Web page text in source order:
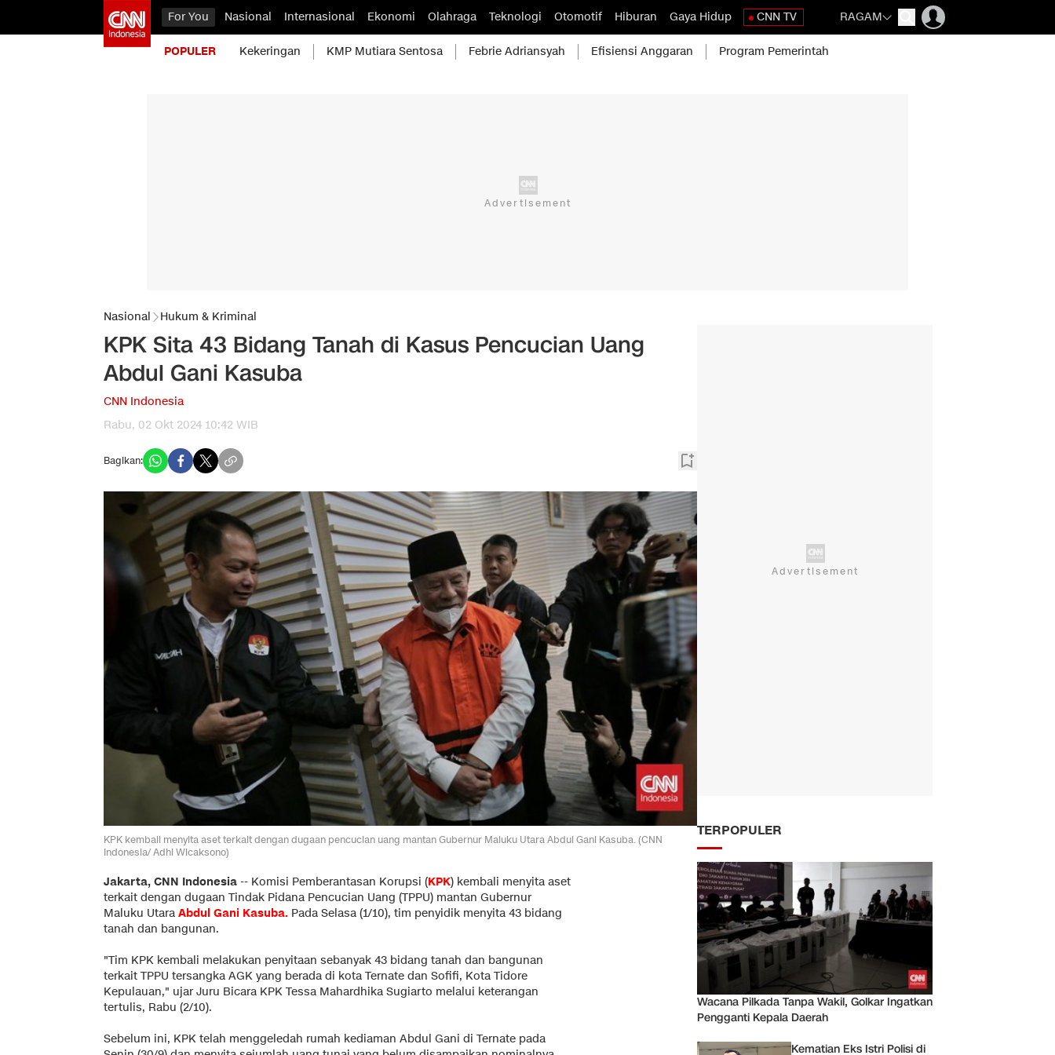
For You Nasional Internasional Ekonomi Olahraga Teknologi Otomotif Hiburan Gaya Hidup CNN TV RAGAM
POPULER Kekeringan KMP Mutiara Sentosa Febrie Adriansyah Efisiensi Anggaran Program Pemerintah
Nasional Hukum & Kriminal
KPK Sita 43 Bidang Tanah di Kasus Pencucian Uang
Abdul Gani Kasuba
CNN Indonesia
Rabu, 02 Okt 2024 10:42 WIB
Bagikan:
KPK kembali menyita aset terkait dengan dugaan pencucian uang mantan Gubernur Maluku Utara Abdul Gani Kasuba. (CNN
Indonesia/ Adhi Wicaksono)
Jakarta, CNN Indonesia -- Komisi Pemberantasan Korupsi (KPK) kembali menyita aset
terkait dengan dugaan Tindak Pidana Pencucian Uang (TPPU) mantan Gubernur
Maluku Utara Abdul Gani Kasuba. Pada Selasa (1/10), tim penyidik menyita 43 bidang
tanah dan bangunan.
"Tim KPK kembali melakukan penyitaan sebanyak 43 bidang tanah dan bangunan
terkait TPPU tersangka AGK yang berada di kota Ternate dan Sofifi, Kota Tidore
Kepulauan," ujar Juru Bicara KPK Tessa Mahardhika Sugiarto melalui keterangan
tertulis, Rabu (2/10).
Sebelum ini, KPK telah menggeledah rumah kediaman Abdul Gani di Ternate pada
TERPOPULER
Wacana Pilkada Tanpa Wakil, Golkar Ingatkan
Pengganti Kepala Daerah
Kematian Eks Istri Polisi di